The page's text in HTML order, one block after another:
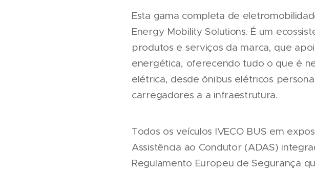
Esta gama completa de
Energy Mobility Solutions. É um
produtos e serviços da marca, que
energética, oferecendo tudo o que é
elétrica, desde ônibus elétricos
carregadores a a infraestrutura.
Todos os veículos IVECO BUS em
Assistência ao Condutor (ADAS)
Regulamento Europeu de Segurança